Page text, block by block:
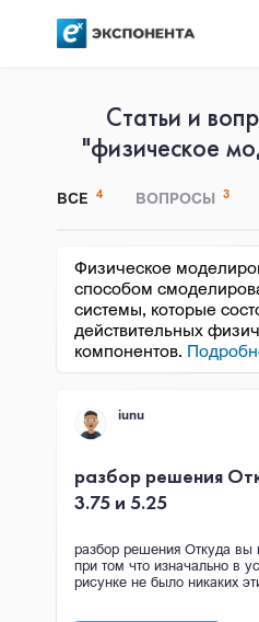
Статьи и
"физическое
ВСЕ 4 ВОПРОСЫ 3
Физическое
способом
системы, которые
действительных
компонентов.
iunu
разбор решения
3.75 и 5.25
разбор решения Откуда вы
при том что изначально в
рисунке не было никаких